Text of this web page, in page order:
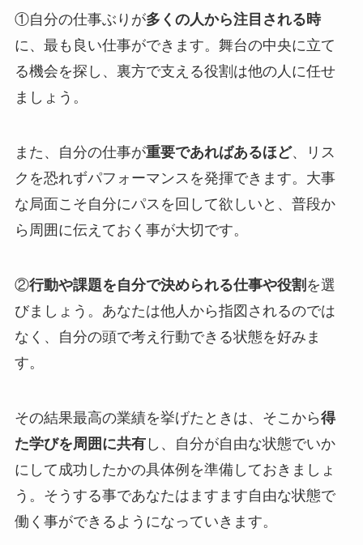
①自分の仕事ぶりが多くの人から注目される時
に、最も良い仕事ができます。舞台の中央に立て
る機会を探し、裏方で支える役割は他の人に任せ
ましょう。
また、自分の仕事が重要であればあるほど、リス
クを恐れずパフォーマンスを発揮できます。大事
な局面こそ自分にパスを回して欲しいと、普段か
ら周囲に伝えておく事が大切です。
②行動や課題を自分で決められる仕事や役割 を選
びましょう。あなたは他人から指図されるのでは
なく、自分の頭で考え行動できる状態を好みま
す。
その結果最高の業績を挙げたときは、そこから得
た学びを周囲に共有し、自分が自由な状態でいか
にして成功したかの具体例を準備しておきましょ
う。そうする事であなたはますます自由な状態で
働く事ができるようになっていきます。